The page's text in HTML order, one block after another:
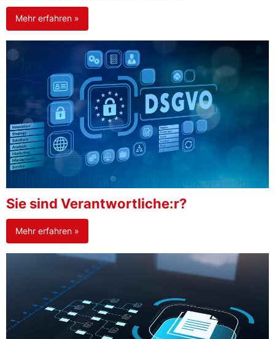
Mehr erfahren »
Sie sind Verantwortliche:r?
Mehr erfahren »